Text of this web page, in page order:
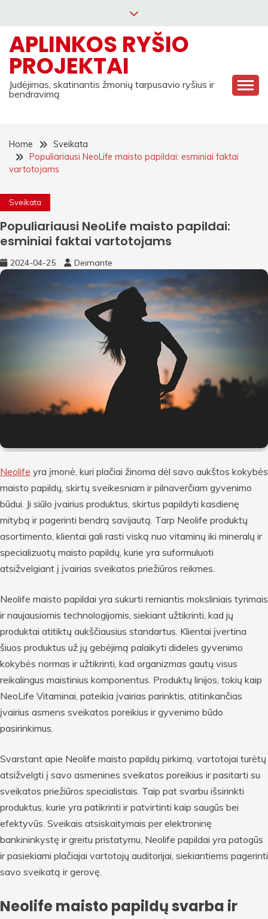
content
APLINKOS RYŠIO
PROJEKTAI
Judėjimas, skatinantis žmonių tarpusavio ryšius ir
bendravimą
Home
Sveikata
Populiariausi NeoLife maisto papildai: esminiai faktai
vartotojams
Sveikata
Populiariausi NeoLife maisto papildai:
esminiai faktai vartotojams
2024-04-25 Deimante
Neolife yra įmonė, kuri plačiai žinoma dėl savo aukštos kokybės
maisto papildų, skirtų sveikesniam ir pilnaverčiam gyvenimo
būdui. Ji siūlo įvairius produktus, skirtus papildyti kasdienę
mitybą ir pagerinti bendrą savijautą. Tarp Neolife produktų
asortimento, klientai gali rasti viską nuo vitaminų iki mineralų ir
specializuotų maisto papildų, kurie yra suformuluoti
atsižvelgiant į įvairias sveikatos priežiūros reikmes.
Neolife maisto papildai yra sukurti remiantis moksliniais tyrimais
ir naujausiomis technologijomis, siekiant užtikrinti, kad jų
produktai atitiktų aukščiausius standartus. Klientai įvertina
šiuos produktus už jų gebėjimą palaikyti dideles gyvenimo
kokybės normas ir užtikrinti, kad organizmas gautų visus
reikalingus maistinius komponentus. Produktų linijos, tokių kaip
NeoLife Vitaminai, pateikia įvairias parinktis, atitinkančias
įvairius asmens sveikatos poreikius ir gyvenimo būdo
pasirinkimus.
Svarstant apie Neolife maisto papildų pirkimą, vartotojai turėtų
atsižvelgti į savo asmenines sveikatos poreikius ir pasitarti su
sveikatos priežiūros specialistais. Taip pat svarbu išsirinkti
produktus, kurie yra patikrinti ir patvirtinti kaip saugūs bei
efektyvūs. Sveikais atsiskaitymais per elektroninę
bankininkystę ir greitu pristatymu, Neolife papildai yra patogūs
ir pasiekiami plačiajai vartotojų auditorijai, siekiantiems pagerinti
savo sveikatą ir gerovę.
Neolife maisto papildų svarba ir